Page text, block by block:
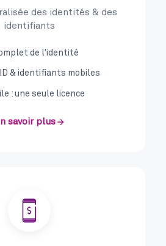
des identités & des
identifiants
de l'identité
& identifiants mobiles
: une seule licence
savoir plus